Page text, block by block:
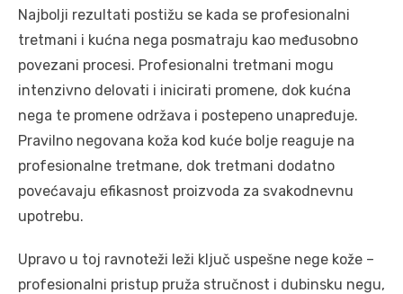
Najbolji rezultati postižu se kada se profesionalni
tretmani i kućna nega posmatraju kao međusobno
povezani procesi. Profesionalni tretmani mogu
intenzivno delovati i inicirati promene, dok kućna
nega te promene održava i postepeno unapređuje.
Pravilno negovana koža kod kuće bolje reaguje na
profesionalne tretmane, dok tretmani dodatno
povećavaju efikasnost proizvoda za svakodnevnu
upotrebu.
Upravo u toj ravnoteži leži ključ uspešne nege kože –
profesionalni pristup pruža stručnost i dubinsku negu,